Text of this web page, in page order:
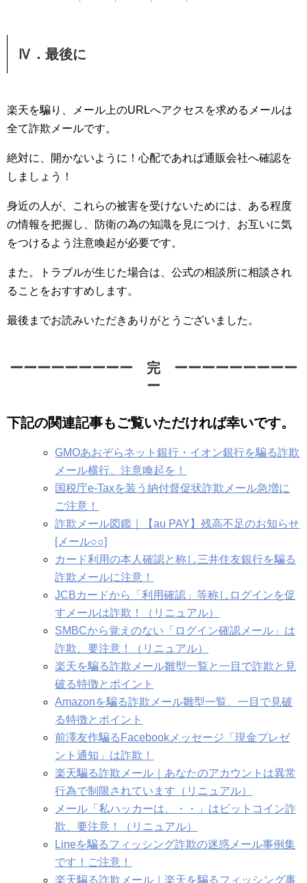
Ⅳ．最後に
楽天を騙り、メール上のURLへアクセスを求めるメールは
全て詐欺メールです。
絶対に、開かないように！心配であれば通販会社へ確認を
しましょう！
身近の人が、これらの被害を受けないためには、ある程度
の情報を把握し、防衛の為の知識を見につけ、お互いに気
をつけるよう注意喚起が必要です。
また。トラブルが生じた場合は、公式の相談所に相談され
ることをおすすめします。
最後までお読みいただきありがとうございました。
ーーーーーーーーー 完 ーーーーーーーーー
ー
下記の関連記事もご覧いただければ幸いです。
GMOあおぞらネット銀行・イオン銀行を騙る詐欺
メール横行、注意喚起を！
国税庁e-Taxを装う納付督促状詐欺メール急増に
ご注意！
詐欺メール図鑑｜【au PAY】残高不足のお知らせ
[メール○○]
カード利用の本人確認と称し三井住友銀行を騙る
詐欺メールに注意！
JCBカードから「利用確認」等称しログインを促
すメールは詐欺！（リニュアル）
SMBCから覚えのない「ログイン確認メール」は
詐欺、要注意！（リニュアル）
楽天を騙る詐欺メール雛型一覧と一目で詐欺と見
破る特徴とポイント
Amazonを騙る詐欺メール雛型一覧、一目で見破
る特徴とポイント
前澤友作騙るFacebookメッセージ「現金プレゼ
ント通知」は詐欺！
楽天騙る詐欺メール｜あなたのアカウントは異常
行為で制限されています（リニュアル）
メール「私ハッカーは、・・」はビットコイン詐
欺、要注意！（リニュアル）
Lineを騙るフィッシング詐欺の迷惑メール事例集
です！ご注意！
楽天騙る詐欺メール｜楽天を騙るフィッシング事